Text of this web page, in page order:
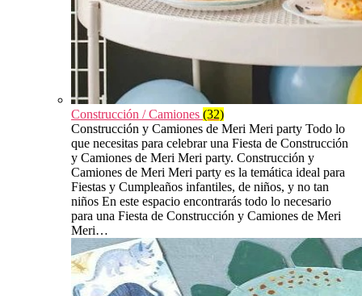
Construcción / Camiones (32)
Construcción y Camiones de Meri Meri party Todo lo
que necesitas para celebrar una Fiesta de Construcción
y Camiones de Meri Meri party. Construcción y
Camiones de Meri Meri party es la temática ideal para
Fiestas y Cumpleaños infantiles, de niños, y no tan
niños En este espacio encontrarás todo lo necesario
para una Fiesta de Construcción y Camiones de Meri
Meri…